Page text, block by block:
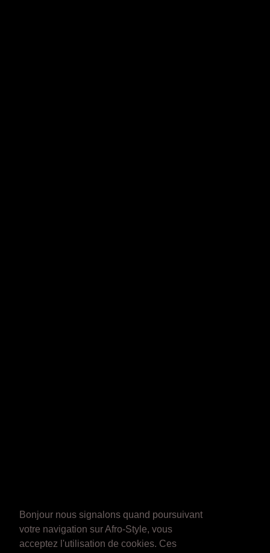
Bonjour nous signalons quand poursuivant
votre navigation sur Afro-Style, vous
acceptez l'utilisation de cookies. Ces